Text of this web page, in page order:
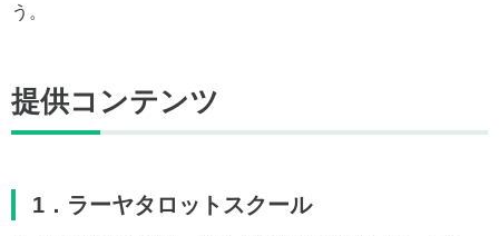
う。
提供コンテンツ
1．ラーヤタロットスクール